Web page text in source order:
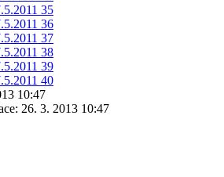
10:47
26. 3. 2013 10:47